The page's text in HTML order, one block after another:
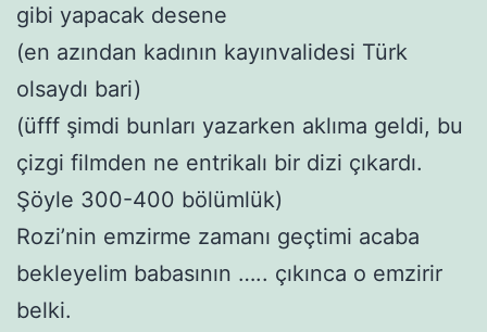
gibi yapacak desene
(en azından kadının kayınvalidesi Türk
olsaydı bari)
(üfff şimdi bunları yazarken aklıma geldi, bu
çizgi filmden ne entrikalı bir dizi çıkardı.
Şöyle 300-400 bölümlük)
Rozi’nin emzirme zamanı geçtimi acaba
bekleyelim babasının ….. çıkınca o emzirir
belki.